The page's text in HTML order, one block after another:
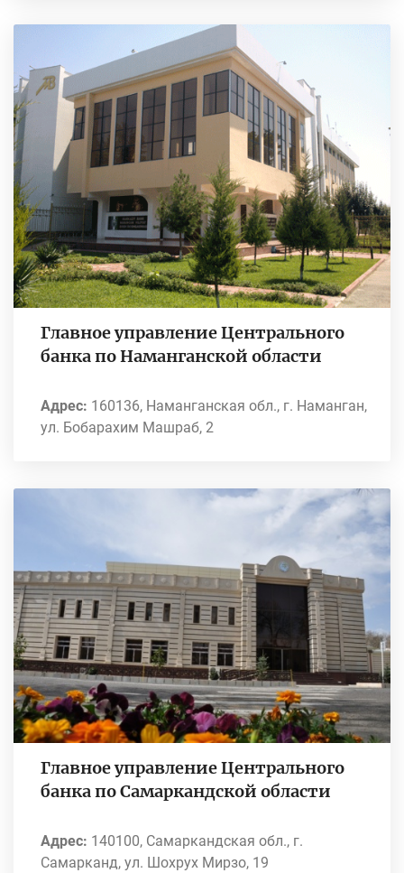
Главное управление Центрального
банка по Наманганской области
Адрес: 160136, Наманганская обл., г. Наманган,
ул. Бобарахим Машраб, 2
Главное управление Центрального
банка по Самаркандской области
Адрес: 140100, Самаркандская обл., г.
Самарканд, ул. Шохрух Мирзо, 19